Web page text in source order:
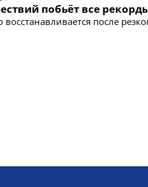
побьёт все
после